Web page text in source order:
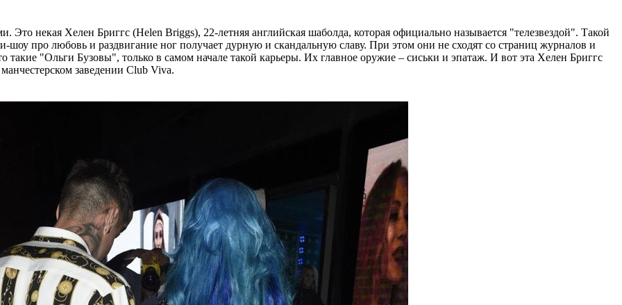
Это некая Хелен Бриггс (Helen Briggs), 22-летняя английская шаболда, которая официально называется "телезвездой". Такой
шоу про любовь и раздвигание ног получает дурную и скандальную славу. При этом они не сходят со страниц журналов и
такие "Ольги Бузовы", только в самом начале такой карьеры. Их главное оружие – сиськи и эпатаж. И вот эта Хелен Бриггс
заведении Club Viva.